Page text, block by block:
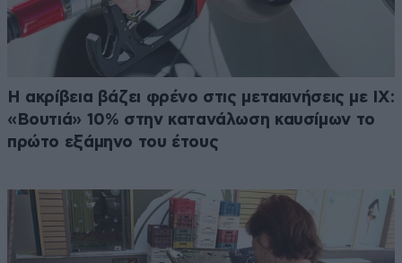
Η ακρίβεια βάζει φρένο στις μετακινήσεις με ΙΧ:
«Βουτιά» 10% στην κατανάλωση καυσίμων το
πρώτο εξάμηνο του έτους